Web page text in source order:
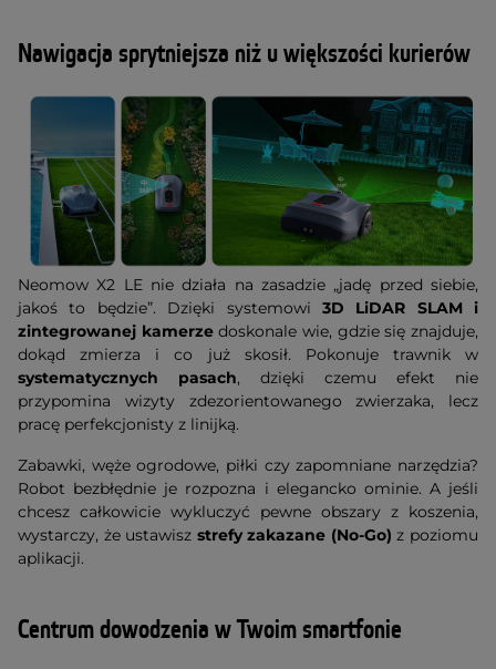
Nawigacja sprytniejsza niż u większości kurierów
Neomow X2 LE nie działa na zasadzie „jadę przed siebie,
jakoś to będzie”. Dzięki systemowi 3D LiDAR SLAM i
zintegrowanej kamerzedoskonale wie, gdzie się znajduje,
dokąd zmierza i co już skosił. Pokonuje trawnik w
systematycznych pasach, dzięki czemu efekt nie
przypomina wizyty zdezorientowanego zwierzaka, lecz
pracę perfekcjonisty z linijką.
Zabawki, węże ogrodowe, piłki czy zapomniane narzędzia?
Robot bezbłędnie je rozpozna i elegancko ominie. A jeśli
chcesz całkowicie wykluczyć pewne obszary z koszenia,
wystarczy, że ustawisz strefy zakazane (No-Go) z poziomu
aplikacji.
Centrum dowodzenia w Twoim smartfonie